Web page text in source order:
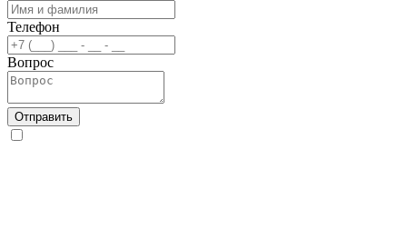
Телефон
Вопрос
Отправить